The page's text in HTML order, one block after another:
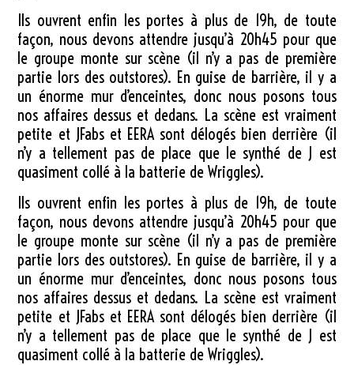
Ils ouvrent enfin les portes à plus de 19h, de toute
façon, nous devons attendre jusqu’à 20h45 pour que
le groupe monte sur scène (il n’y a pas de première
partie lors des outstores). En guise de barrière, il y a
un énorme mur d’enceintes, donc nous posons tous
nos affaires dessus et dedans. La scène est vraiment
petite et JFabs et EERA sont délogés bien derrière (il
n’y a tellement pas de place que le synthé de J est
quasiment collé à la batterie de Wriggles).
Ils ouvrent enfin les portes à plus de 19h, de toute
façon, nous devons attendre jusqu’à 20h45 pour que
le groupe monte sur scène (il n’y a pas de première
partie lors des outstores). En guise de barrière, il y a
un énorme mur d’enceintes, donc nous posons tous
nos affaires dessus et dedans. La scène est vraiment
petite et JFabs et EERA sont délogés bien derrière (il
n’y a tellement pas de place que le synthé de J est
quasiment collé à la batterie de Wriggles).